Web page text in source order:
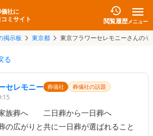
社に
ミサイト
閲覧履歴メニュー
掲示板 東京都 東京フラワーセレモニーさんのそ
る
セレモニー 葬儀社 葬儀社の話題
族葬へ　　二日葬から一日葬へ
の広がりと共に一日葬が選ばれること